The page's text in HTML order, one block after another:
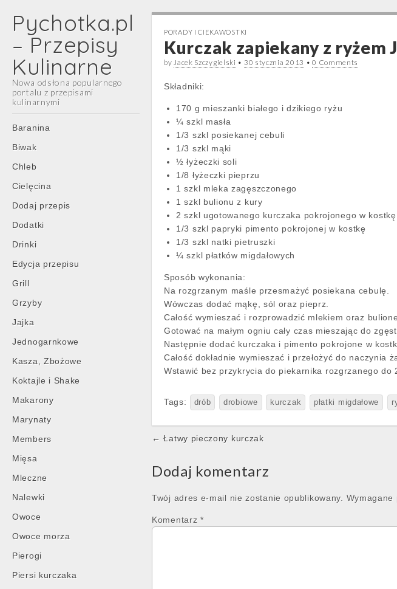
Pychotka.pl
– Przepisy
Kulinarne
Nowa odsłona popularnego
portalu z przepisami
kulinarnymi
Main
menu
Skip
content
Baranina
Biwak
Chleb
Cielęcina
Dodaj przepis
Dodatki
Drinki
Edycja przepisu
Grill
Grzyby
Jajka
Jednogarnkowe
Kasza, Zbożowe
Koktajle i Shake
Makarony
Marynaty
Members
Mięsa
Mleczne
Nalewki
Owoce
Owoce morza
Pierogi
Piersi kurczaka
PORADY I CIEKAWOSTKI
Kurczak zapiekany z ryżem
byJacek Szczygielski • 30 stycznia 2013 •0 Comments
Składniki:
170 g mieszanki białego i dzikiego ryżu
¼ szkl masła
1/3 szkl posiekanej cebuli
1/3 szkl mąki
½ łyżeczki soli
1/8 łyżeczki pieprzu
1 szkl mleka zagęszczonego
1 szkl bulionu z kury
2 szkl ugotowanego kurczaka pokrojonego w kostkę
1/3 szkl papryki pimento pokrojonej w kostkę
1/3 szkl natki pietruszki
¼ szkl płatków migdałowych
Sposób wykonania:
Na rozgrzanym maśle przesmażyć posiekana cebulę.
Wówczas dodać mąkę, sól oraz pieprz.
Całość wymieszać i rozprowadzić mlekiem oraz
Gotować na małym ogniu cały czas mieszając do
Następnie dodać kurczaka i pimento pokrojone w
Całość dokładnie wymieszać i przełożyć do naczynia
Wstawić bez przykrycia do piekarnika rozgrzanego do
Tags: drób drobiowe kurczak płatki migdałowe
Post
← Łatwy pieczony kurczak
Dodaj komentarz
Twój adres e-mail nie zostanie opublikowany.
Komentarz *